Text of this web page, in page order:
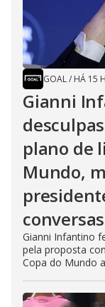
GOAL/ HÁ 15
Gianni
plano de
Mundo,
Gianni Infantino
pela proposta
Copa do Mundo